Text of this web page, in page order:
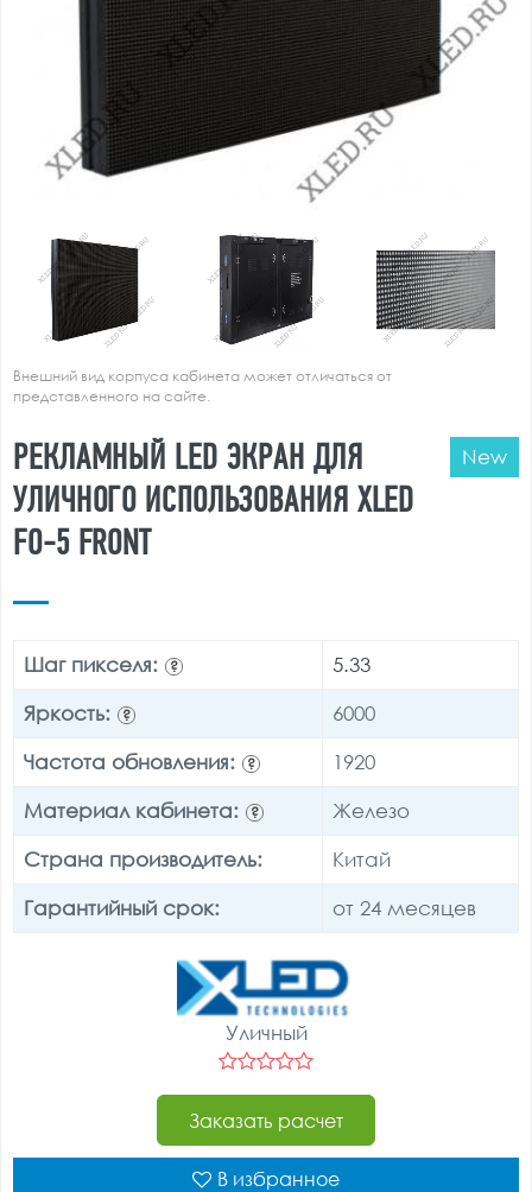
Внешний вид корпуса кабинета может отличаться от
представленного на сайте.
РЕКЛАМНЫЙ LED ЭКРАН ДЛЯ
УЛИЧНОГО ИСПОЛЬЗОВАНИЯ XLED
FO-5 FRONT
New
Шаг пикселя: ?
5.33
Яркость:
?
6000
Частота обновления:
?
1920
Материал кабинета:
?
Железо
Страна производитель:
Китай
Гарантийный срок:
от 24 месяцев
Уличный
Заказать расчет
В избранное